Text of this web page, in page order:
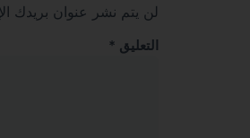
لن يتم نشر عنوان بريدك
التعليق *